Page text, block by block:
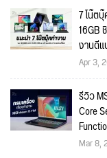
7 โน๊ต
16GB
งานดี
Apr 3,
รีวิว
Core
Mar 8,